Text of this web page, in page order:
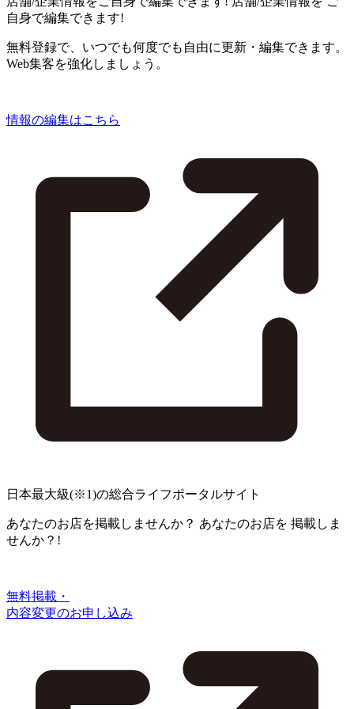
自身で編集できます!
無料登録で、いつでも何度でも自由に更新・編集できます。
Web集客を強化しましょう。
情報の編集はこちら
日本最大級(※1)の総合ライフポータルサイト
あなたのお店を掲載しませんか？ あなたのお店を 掲載しま
せんか？!
無料掲載・
内容変更のお申し込み